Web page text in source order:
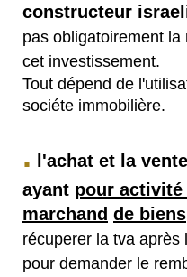
constructeur
pas obligatoirement
cet investissement.
Tout dépend de
sociéte immobilière.
.
l'achat et la
ayant pour
marchand de biens
récuperer la tva après
pour demander le